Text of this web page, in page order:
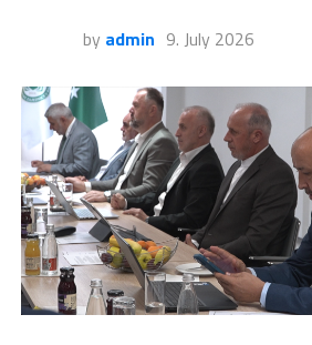
by admin 9. July 2026